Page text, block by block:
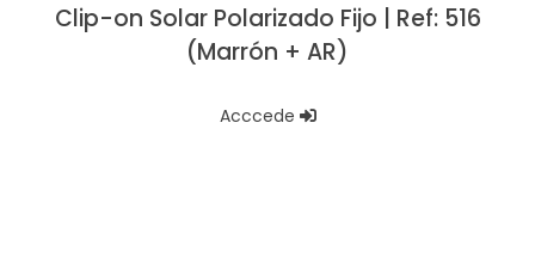
Clip-on Solar Polarizado Fijo | Ref: 516
(Marrón + AR)
Acccede